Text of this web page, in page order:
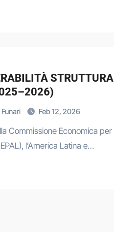
Feb 12, 2026
Commissione Economica per
l’America Latina e…